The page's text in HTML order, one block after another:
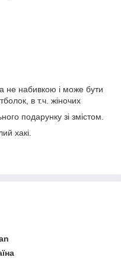
набивкою і може бути
в т.ч. жіночих
подарунку зі змістом.
хакі.